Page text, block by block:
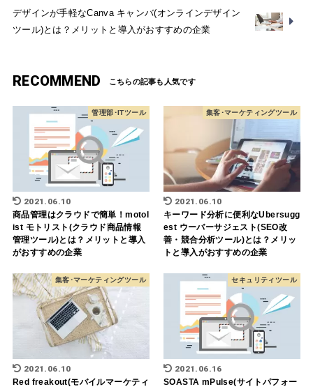
デザインが手軽なCanva キャンバ(オンラインデザイン
ツール)とは？メリットと導入がおすすめの企業
RECOMMEND
管理部･ITツール
2021.06.10
商品管理はクラウドで簡単！motol
ist モトリスト(クラウド商品情報
管理ツール)とは？メリットと導入
がおすすめの企業
集客･マーケティングツール
2021.06.10
キーワード分析に便利なUbersugg
est ウーバーサジェスト(SEO改
善・競合分析ツール)とは？メリッ
トと導入がおすすめの企業
集客･マーケティングツール
2021.06.10
Red freakout(モバイルマーケティ
セキュリティツール
2021.06.16
SOASTA mPulse(サイトパフォー